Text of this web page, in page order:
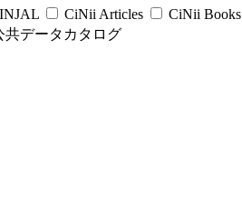
CiNii Articles CiNii Books
共データカタログ